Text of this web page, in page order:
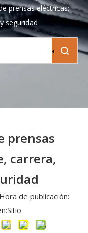
prensas eléctricas:
seguridad
Búsqueda
prensas
carrera,
de publicación:
Sitio